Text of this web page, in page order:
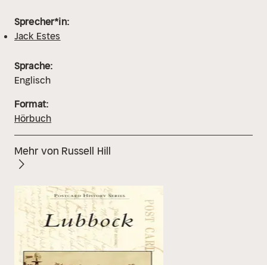
Sprecher*in:
Jack Estes
Sprache:
Englisch
Format:
Hörbuch
Mehr von Russell Hill